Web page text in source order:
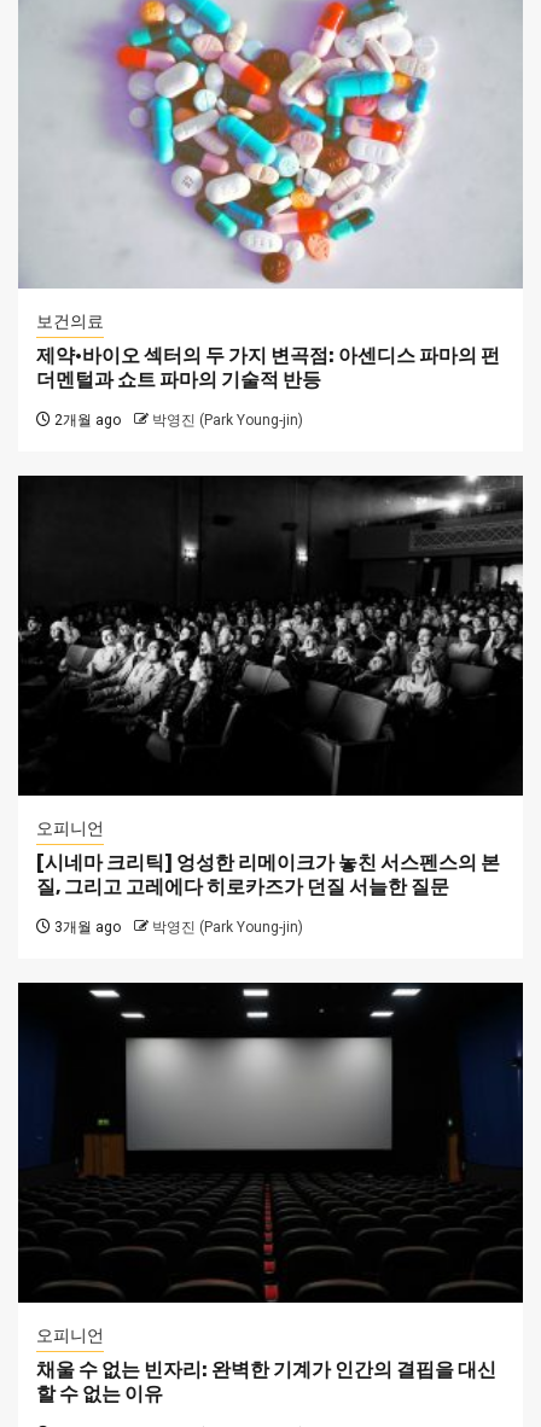
보건의료
제약·바이오 섹터의 두 가지 변곡점: 아센디스 파마의 펀
더멘털과 쇼트 파마의 기술적 반등
2개월 ago 박영진 (Park Young-jin)
오피니언
[시네마 크리틱] 엉성한 리메이크가 놓친 서스펜스의 본
질, 그리고 고레에다 히로카즈가 던질 서늘한 질문
3개월 ago 박영진 (Park Young-jin)
오피니언
채울 수 없는 빈자리: 완벽한 기계가 인간의 결핍을 대신
할 수 없는 이유